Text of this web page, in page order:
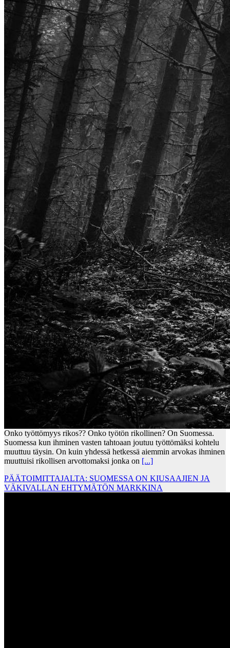
Onko työttömyys rikos?? Onko työtön rikollinen? On Suomessa.
Suomessa kun ihminen vasten tahtoaan joutuu työttömäksi kohtelu
muuttuu täysin. On kuin yhdessä hetkessä aiemmin arvokas ihminen
muuttuisi rikollisen arvottomaksi jonka on [...]
PÄÄTOIMITTAJALTA: SUOMESSA ON KIUSAAJIEN JA
VÄKIVALLAN EHTYMÄTÖN MARKKINA